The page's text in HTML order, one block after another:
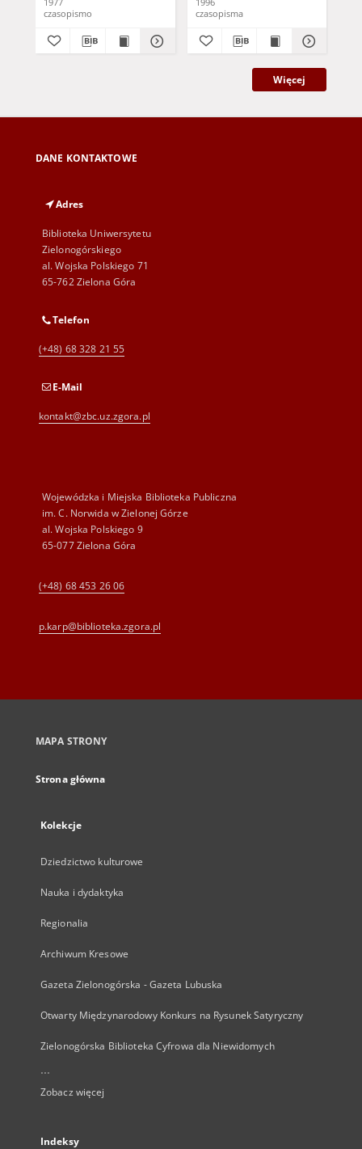
czasopismo
czasopisma
Więcej
DANE KONTAKTOWE
Adres
Biblioteka Uniwersytetu
Zielonogórskiego
al. Wojska Polskiego 71
65-762 Zielona Góra
Telefon
(+48) 68 328 21 55
E-Mail
kontakt@zbc.uz.zgora.pl
Wojewódzka i Miejska Biblioteka Publiczna
im. C. Norwida w Zielonej Górze
al. Wojska Polskiego 9
65-077 Zielona Góra
(+48) 68 453 26 06
p.karp@biblioteka.zgora.pl
MAPA STRONY
Strona główna
Kolekcje
Dziedzictwo kulturowe
Nauka i dydaktyka
Regionalia
Archiwum Kresowe
Gazeta Zielonogórska - Gazeta Lubuska
Otwarty Międzynarodowy Konkurs na Rysunek Satyryczny
Zielonogórska Biblioteka Cyfrowa dla Niewidomych
...
Zobacz więcej
Indeksy